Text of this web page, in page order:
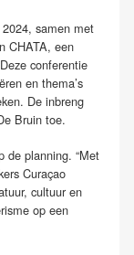
samen met
CHATA, een
conferentie
en thema’s
De inbreng
Bruin toe.
de planning. “Met
Curaçao
cultuur en
op een